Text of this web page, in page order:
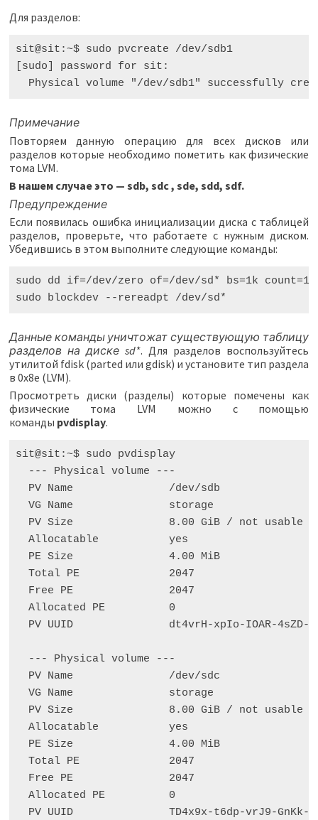
Для разделов:
sit@sit:~$ sudo pvcreate /dev/sdb1
[sudo] password for sit:
Примечание
Повторяем данную операцию для всех дисков или
разделов которые необходимо пометить как физические
тома LVM.
В нашем случае это — sdb, sdc , sde, sdd, sdf.
Предупреждение
Если появилась ошибка инициализации диска с таблицей
разделов, проверьте, что работаете с нужным диском.
Убедившись в этом выполните следующие команды:
sudo dd if=/dev/zero of=/dev/sd* bs=1k count=1
sudo
blockdev --rereadpt /dev/sd*
Данные команды уничтожат существующую таблицу
разделов на диске sd*. Для разделов воспользуйтесь
утилитой fdisk (parted или gdisk) и установите тип раздела
в 0x8e (LVM).
Просмотреть диски (разделы) которые помечены как
физические тома LVM можно с помощью
команды pvdisplay.
sit@sit:~$ sudo pvdisplay
  --- Physical volume ---
  PV Name               /dev/sdb
  VG Name               storage
PV Size               8.00 GiB / not usable
  Allocatable           yes
  PE Size               4.00 MiB
  Total PE              2047
  Free PE               2047
  Allocated PE          0
PV UUID               dt4vrH-xpIo-IOAR-4sZD-
  --- Physical volume ---
  PV Name               /dev/sdc
  VG Name               storage
PV Size               8.00 GiB / not usable
  Allocatable           yes
  PE Size               4.00 MiB
  Total PE              2047
  Free PE               2047
  Allocated PE          0
PV UUID               TD4x9x-t6dp-vrJ9-GnKk-